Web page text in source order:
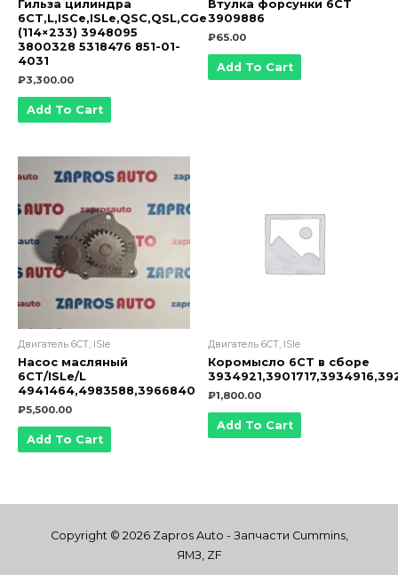
Гильза цилиндра
6CT,L,ISCe,ISLe,QSC,QSL,CGe
(114×233) 3948095
3800328 5318476 851-01-
4031
₽3,300.00
Add To Cart
Втулка форсунки 6CT
3909886
₽65.00
Add To Cart
Двигатель 6CT, ISle
Насос масляный
6СТ/ISLe/L
4941464,4983588,3966840
₽5,500.00
Add To Cart
Двигатель 6CT, ISle
Коромысло 6СТ в сборе
₽1,800.00
Add To Cart
Copyright © 2026 Zapros Auto - Запчасти Cummins,
ЯМЗ, ZF